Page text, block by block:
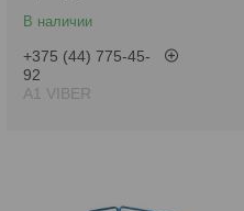
В наличии
+375 (44) 775-45-
92
А1 VIBER